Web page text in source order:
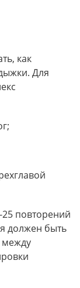
как
Для
повторений
должен быть